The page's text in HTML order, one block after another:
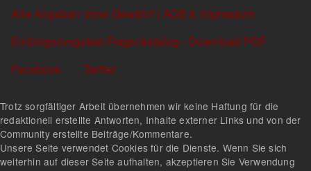
Alle Angaben ohne Gewähr! | AGB & Impressum
Einbürgerungstest Fragenkatalog - Download PDF
Facebook
Twitter
Trotz sorgfältiger Arbeit übernehmen wir keine Haftung für die
redaktionell erstellte Antworten, Inhalte externer Links und von der
Community erstellte Beiträge/Kommentare.
Unsere Seite verwendet Cookies für die Dienste. Wenn Sie sich
weiterhin auf dieser Seite aufhalten, akzeptieren Sie Verwendung